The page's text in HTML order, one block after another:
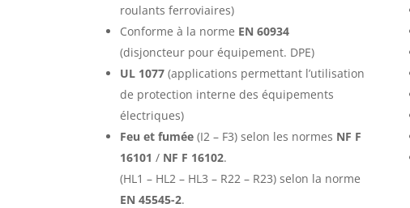
roulants ferroviaires)
Conforme à la norme EN 60934
(disjoncteur pour équipement. DPE)
UL 1077(applications permettant l’utilisation
de protection interne des équipements
électriques)
Feu et fumée(I2 – F3) selon les normes NF F
16101 / NF F 16102.
(HL1 – HL2 – HL3 – R22 – R23) selon la norme
EN 45545-2.